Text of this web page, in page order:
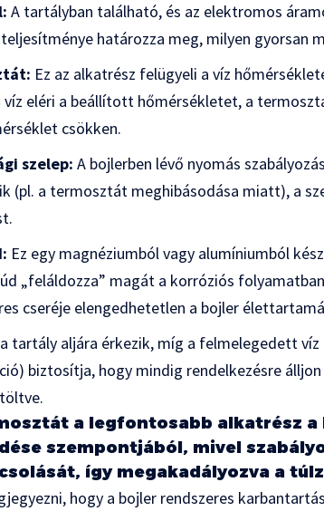
A tartályban található, és az elektromos
határozza meg, milyen gyorsan
Ez az alkatrész felügyeli a víz
víz eléri a beállított hőmérsékletet, a
csökken.
szelep: A bojlerben lévő nyomás
(pl. a termosztát meghibásodása miatt), a
Ez egy magnéziumból vagy alumíniumból
„feláldozza” magát a korróziós
cseréje elengedhetetlen a bojler
tartály aljára érkezik, míg a felmelegedett
biztosítja, hogy mindig rendelkezésre
a legfontosabb alkatrész
szempontjából, mivel
így megakadályozva a
hogy a bojler rendszeres